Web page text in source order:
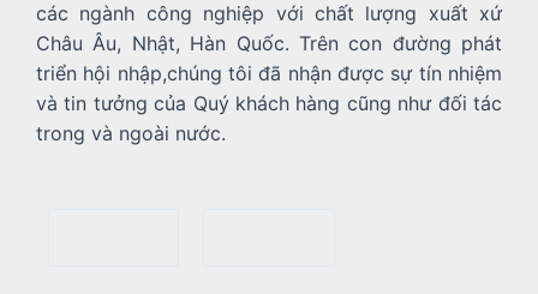
các ngành công nghiệp với chất lượng xuất xứ
Châu Âu, Nhật, Hàn Quốc. Trên con đường phát
triển hội nhập,chúng tôi đã nhận được sự tín nhiệm
và tin tưởng của Quý khách hàng cũng như đối tác
trong và ngoài nước.